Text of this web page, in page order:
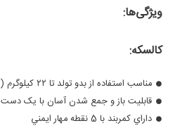
ویژگی‌ها:
کالسکه:
مناسب استفاده از بدو تولد تا ۲۲ کیلوگرم ( ۵سالگی)
قابلیت باز و جمع شدن آسان با یک دست
داراي كمربند با 5 نقطه مهار ايمني